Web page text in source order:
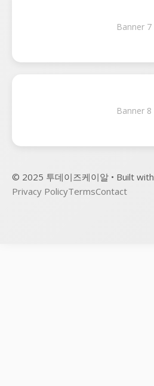
Banner 7
Banner 8
© 2025 투데이즈케이알 • Built with
Privacy PolicyTermsContact